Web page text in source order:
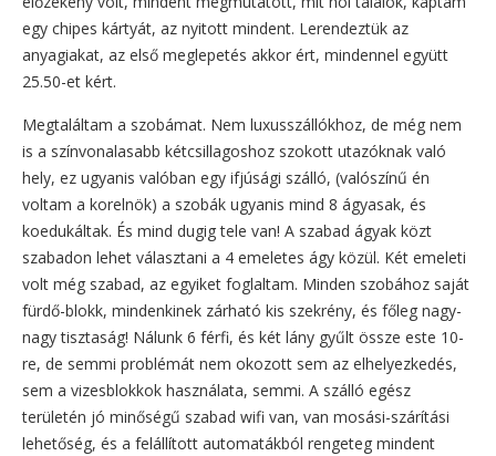
egy chipes kártyát, az nyitott mindent. Lerendeztük az
anyagiakat, az első meglepetés akkor ért, mindennel együtt
25.50-et kért.
Megtaláltam a szobámat. Nem luxusszállókhoz, de még nem
is a színvonalasabb kétcsillagoshoz szokott utazóknak való
hely, ez ugyanis valóban egy ifjúsági szálló, (valószínű én
voltam a korelnök) a szobák ugyanis mind 8 ágyasak, és
koedukáltak. És mind dugig tele van! A szabad ágyak közt
szabadon lehet választani a 4 emeletes ágy közül. Két emeleti
volt még szabad, az egyiket foglaltam. Minden szobához saját
fürdő-blokk, mindenkinek zárható kis szekrény, és főleg nagy-
nagy tisztaság! Nálunk 6 férfi, és két lány gyűlt össze este 10-
re, de semmi problémát nem okozott sem az elhelyezkedés,
sem a vizesblokkok használata, semmi. A szálló egész
területén jó minőségű szabad wifi van, van mosási-szárítási
lehetőség, és a felállított automatákból rengeteg mindent